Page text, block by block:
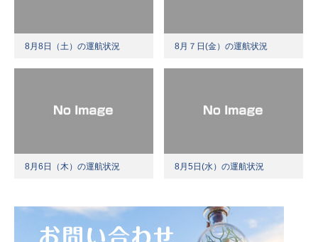
8月8日（土）の運航状況 8月７日(金）の運航状況
8月6日（木）の運航状況 8月5日(水）の運航状況